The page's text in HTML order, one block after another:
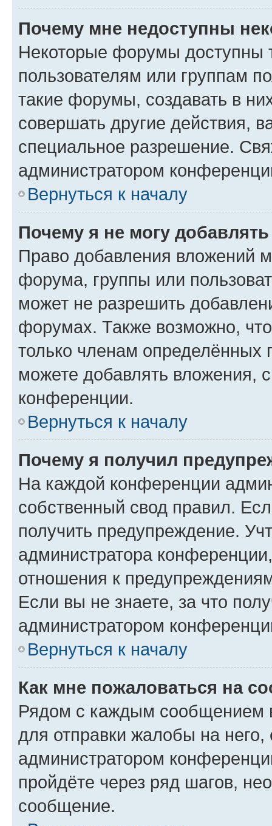
Почему мне недоступны
Некоторые форумы доступны
пользователям или группам
такие форумы, создавать в
совершать другие действия,
специальное разрешение.
администратором
Вернуться к началу
Почему я не могу
Право добавления вложений
форума, группы или
может не разрешить
форумах. Также возможно,
только членам определённых
можете добавлять вложения,
конференции.
Вернуться к началу
Почему я получил
На каждой конференции
собственный свод правил.
получить предупреждение.
администратора
отношения к
Если вы не знаете, за что
администратором
Вернуться к началу
Как мне пожаловаться на
Рядом с каждым сообщением
для отправки жалобы на
администратором
пройдёте через ряд шагов,
сообщение.